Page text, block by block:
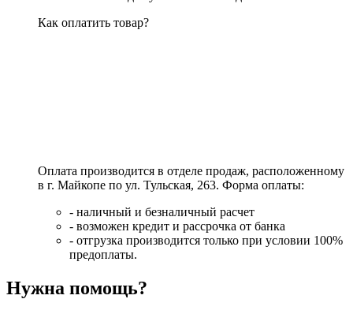
Как оплатить товар?
Оплата производится в отделе продаж, расположенному
в г. Майкопе по ул. Тульская, 263. Форма оплаты:
- наличный и безналичный расчет
- возможен кредит и рассрочка от банка
- отгрузка производится только при условии 100%
предоплаты.
Нужна помощь?